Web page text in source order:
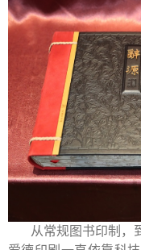
从常规图书印制，